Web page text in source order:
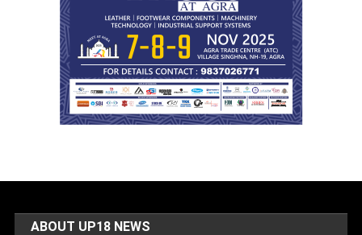
ABOUT UP18 NEWS